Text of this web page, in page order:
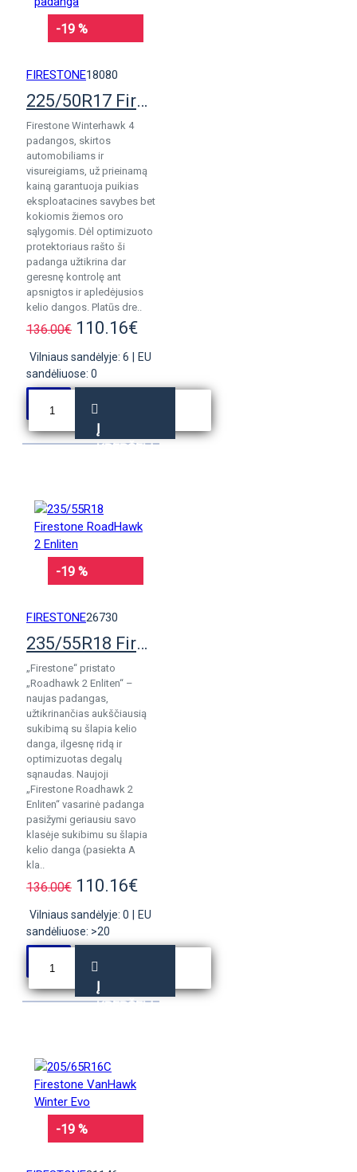
-19 %
FIRESTONE18080
225/50R17 Firestone WinterHawk 4 padanga
Firestone Winterhawk 4
padangos, skirtos
automobiliams ir
visureigiams, už prieinamą
kainą garantuoja puikias
eksploatacines savybes bet
kokiomis žiemos oro
sąlygomis. Dėl optimizuoto
protektoriaus rašto ši
padanga užtikrina dar
geresnę kontrolę ant
apsnigtos ir apledėjusios
kelio dangos. Platūs dre..
136.00€ 110.16€
Vilniaus sandėlyje: 6
EU
sandėliuose: 0
Į
KREPŠELĮ
-19 %
FIRESTONE26730
235/55R18 Firestone RoadHawk 2 Enliten
„Firestone“ pristato
„Roadhawk 2 Enliten“ –
naujas padangas,
užtikrinančias aukščiausią
sukibimą su šlapia kelio
danga, ilgesnę ridą ir
optimizuotas degalų
sąnaudas. Naujoji
„Firestone Roadhawk 2
Enliten“ vasarinė padanga
pasižymi geriausiu savo
klasėje sukibimu su šlapia
kelio danga (pasiekta A
kla..
136.00€ 110.16€
Vilniaus sandėlyje: 0
EU
sandėliuose: >20
Į
KREPŠELĮ
-19 %